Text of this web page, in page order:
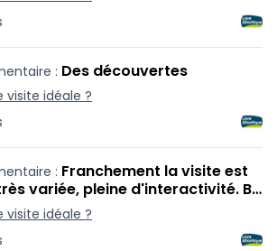
: Des découvertes
visite idéale ?
: Franchement la visite est
variée, pleine d'interactivité. B…
visite idéale ?